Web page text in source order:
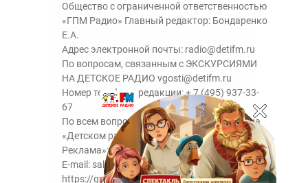
Общество с ограниченной ответственностью
«ГПМ Радио» Главный редактор: Бондаренко
Е.А.
Адрес электронной почты: radio@detifm.ru
По вопросам, связанным с ЭКСКУРСИЯМИ
НА ДЕТСКОЕ РАДИО vgosti@detifm.ru
Номер телефона редакции:+ 7 (495) 937-33-
67
По всем вопросам размещения рекламы на
«Детском радио» - сейлз-хаус «ГПМ
Реклама»:+7 (495) 921-40-41
E-mail: sales@gazprom-media.ru
https://gpmsaleshouse.ru/